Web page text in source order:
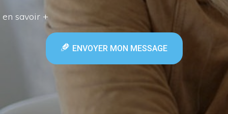
en savoir +
ENVOYER MON MESSAGE